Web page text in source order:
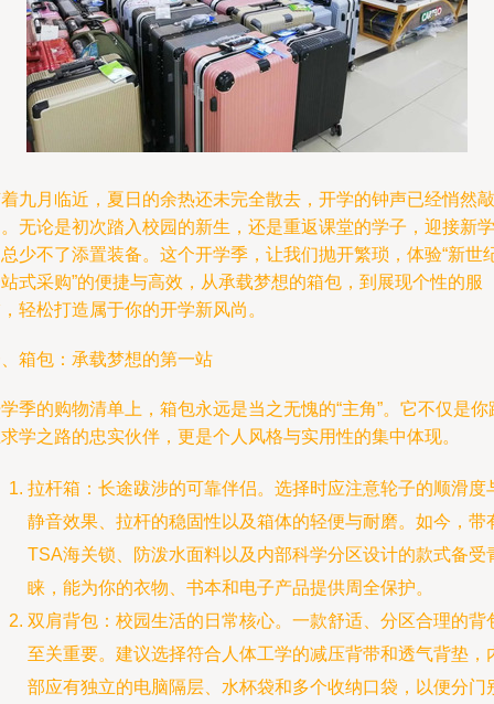
九月临近，夏日的余热还未完全散去，开学的钟声已经悄然敲
无论是初次踏入校园的新生，还是重返课堂的学子，迎接新学
少不了添置装备。这个开学季，让我们抛开繁琐，体验“新世
式采购”的便捷与高效，从承载梦想的箱包，到展现个性的服
轻松打造属于你的开学新风尚。
箱包：承载梦想的第一站
季的购物清单上，箱包永远是当之无愧的“主角”。它不仅是你
学之路的忠实伙伴，更是个人风格与实用性的集中体现。
拉杆箱：长途跋涉的可靠伴侣。选择时应注意轮子的顺滑度
静音效果、拉杆的稳固性以及箱体的轻便与耐磨。如今，带
TSA海关锁、防泼水面料以及内部科学分区设计的款式备受
睐，能为你的衣物、书本和电子产品提供周全保护。
双肩背包：校园生活的日常核心。一款舒适、分区合理的背
至关重要。建议选择符合人体工学的减压背带和透气背垫，
部应有独立的电脑隔层、水杯袋和多个收纳口袋，以便分门